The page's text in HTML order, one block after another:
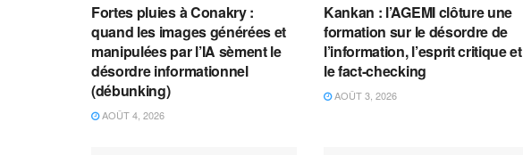
Fortes pluies à Conakry :
quand les images générées et
manipulées par l’IA sèment le
désordre informationnel
(débunking)
AOÛT 4, 2026
Kankan : l’AGEMI clôture une
formation sur le désordre de
l’information, l’esprit critique et
le fact-checking
AOÛT 3, 2026